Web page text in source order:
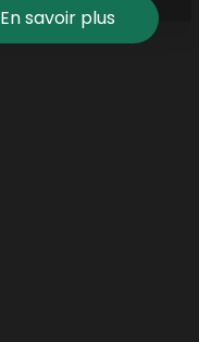
En savoir plus